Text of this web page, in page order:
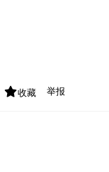
收藏 举报